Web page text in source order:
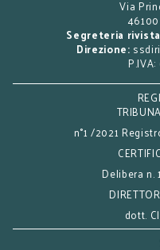
Via
Segreteria
Direzione:
n°1 /2021
Delibera
dott.